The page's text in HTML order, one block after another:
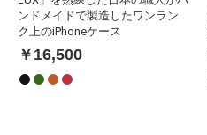
ンドメイドで製造したワンラン
ク上のiPhoneケース
￥16,500